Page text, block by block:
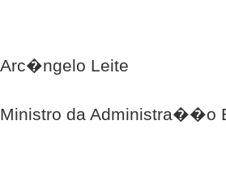
Arc�ngelo Leite
Ministro da Administra��o